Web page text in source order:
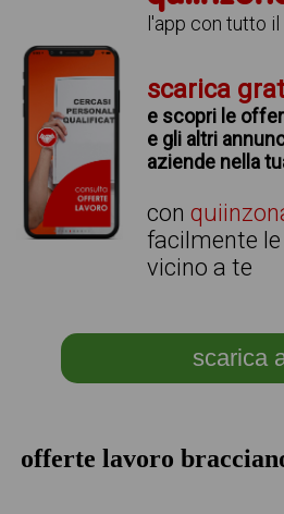
l'app con tutto
scarica
e scopri le
e gli altri
aziende nella
con
facilmente
vicino a te
scarica
offerte lavoro